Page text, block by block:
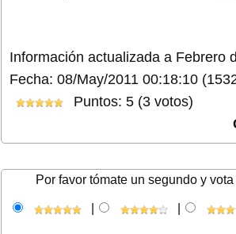
Información actualizada a Febrero
Fecha: 08/May/2011 00:18:10
Puntos: 5 (3 votos)
Por favor tómate un segundo y